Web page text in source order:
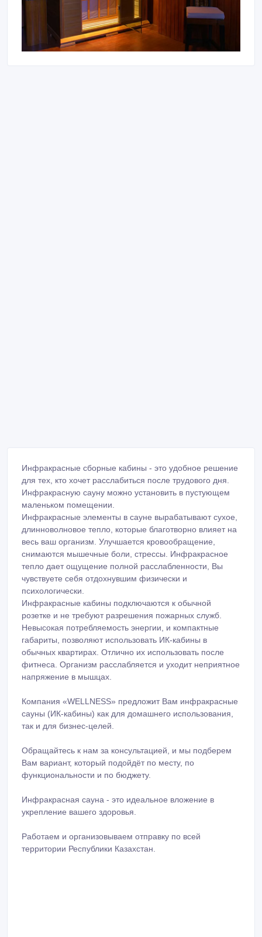
Инфракрасные сборные кабины - это удобное решение
для тех, кто хочет расслабиться после трудового дня.
Инфракрасную сауну можно установить в пустующем
маленьком помещении.
Инфракрасные элементы в сауне вырабатывают сухое,
длинноволновое тепло, которые благотворно влияет на
весь ваш организм. Улучшается кровообращение,
снимаются мышечные боли, стрессы. Инфракрасное
тепло дает ощущение полной расслабленности, Вы
чувствуете себя отдохнувшим физически и
психологически.
Инфракрасные кабины подключаются к обычной
розетке и не требуют разрешения пожарных служб.
Невысокая потребляемость энергии, и компактные
габариты, позволяют использовать ИК-кабины в
обычных квартирах. Отлично их использовать после
фитнеса. Организм расслабляется и уходит неприятное
напряжение в мышцах.
Компания «WELLNESS» предложит Вам инфракрасные
сауны (ИК-кабины) как для домашнего использования,
так и для бизнес-целей.
Обращайтесь к нам за консультацией, и мы подберем
Вам вариант, который подойдёт по месту, по
функциональности и по бюджету.
Инфракрасная сауна - это идеальное вложение в
укрепление вашего здоровья.
Работаем и организовываем отправку по всей
территории Республики Казахстан.